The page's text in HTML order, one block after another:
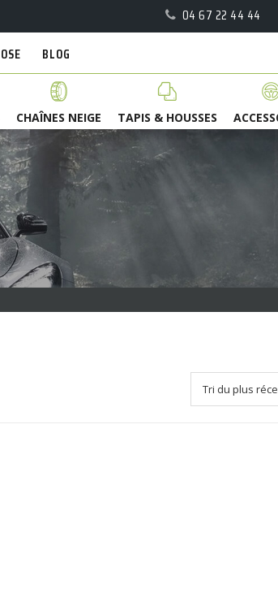
04 67 22 44 44
BLOG
CHAÎNES NEIGE TAPIS & HOUSSES